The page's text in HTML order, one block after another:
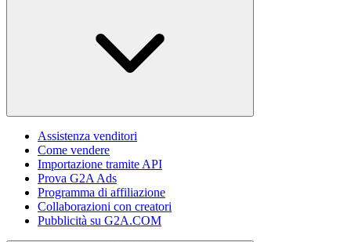
Assistenza venditori
Come vendere
Importazione tramite API
Prova G2A Ads
Programma di affiliazione
Collaborazioni con creatori
Pubblicità su G2A.COM